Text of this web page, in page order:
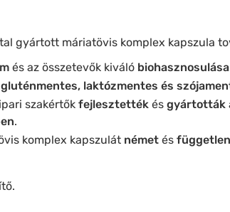
gyártott máriatövis komplex kapszula
és az összetevők kiváló biohasznosulása
gluténmentes, laktózmentes és
szakértők fejlesztették és gyártották
.
komplex kapszulát német és